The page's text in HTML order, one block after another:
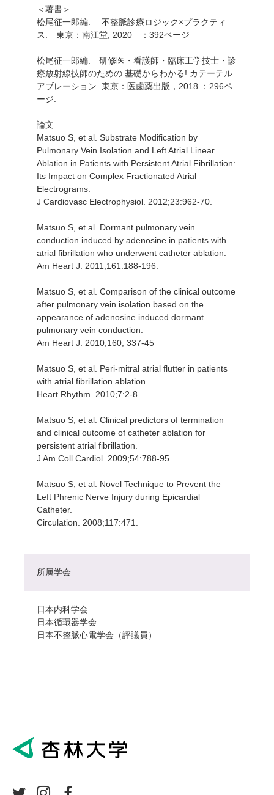
＜著書＞
松尾征一郎編. 不整脈診療ロジック×プラクティ
ス. 東京：南江堂, 2020 ：392ページ
松尾征一郎編. 研修医・看護師・臨床工学技士・診
療放射線技師のための 基礎からわかる! カテーテル
アブレーション. 東京：医歯薬出版，2018 ：296ペ
ージ.
論文
Matsuo S, et al. Substrate Modification by
Pulmonary Vein Isolation and Left Atrial Linear
Ablation in Patients with Persistent Atrial Fibrillation:
Its Impact on Complex Fractionated Atrial
Electrograms.
J Cardiovasc Electrophysiol. 2012;23:962-70.
Matsuo S, et al. Dormant pulmonary vein
conduction induced by adenosine in patients with
atrial fibrillation who underwent catheter ablation.
Am Heart J. 2011;161:188-196.
Matsuo S, et al. Comparison of the clinical outcome
after pulmonary vein isolation based on the
appearance of adenosine induced dormant
pulmonary vein conduction.
Am Heart J. 2010;160; 337-45
Matsuo S, et al. Peri-mitral atrial flutter in patients
with atrial fibrillation ablation.
Heart Rhythm. 2010;7:2-8
Matsuo S, et al. Clinical predictors of termination
and clinical outcome of catheter ablation for
persistent atrial fibrillation.
J Am Coll Cardiol. 2009;54:788-95.
Matsuo S, et al. Novel Technique to Prevent the
Left Phrenic Nerve Injury during Epicardial
Catheter.
Circulation. 2008;117:471.
所属学会
日本内科学会
日本循環器学会
日本不整脈心電学会（評議員）